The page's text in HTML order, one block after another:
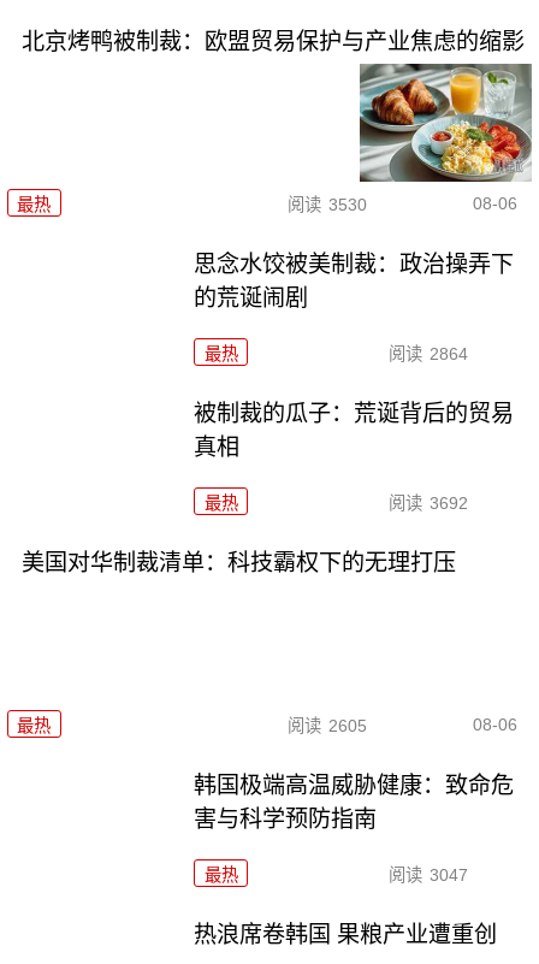
北京烤鸭被制裁：欧盟贸易保护与产业焦虑的缩影
最热 阅读 3530 08-06
思念水饺被美制裁：政治操弄下
的荒诞闹剧
最热 阅读 2864
被制裁的瓜子：荒诞背后的贸易
真相
最热 阅读 3692
美国对华制裁清单：科技霸权下的无理打压
最热 阅读 2605 08-06
韩国极端高温威胁健康：致命危
害与科学预防指南
最热 阅读 3047
热浪席卷韩国 果粮产业遭重创